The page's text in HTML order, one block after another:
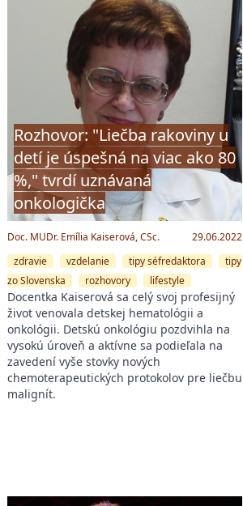
Rozhovor: "Liečba rakoviny u
detí je úspešná na viac ako 80
%," tvrdí uznávaná
onkologička
Doc. MUDr. Emília Kaiserová, CSc.
29.06.2022
zdravie
vzdelanie tipy séfredaktora
tipy
zo Slovenska
rozhovory lifestyle
Docentka Kaiserová sa celý svoj profesijný
život venovala detskej hematológii a
onkológii. Detskú onkológiu pozdvihla na
vysokú úroveň a aktívne sa podieľala na
zavedení vyše stovky nových
chemoterapeutických protokolov pre liečbu
malignít.